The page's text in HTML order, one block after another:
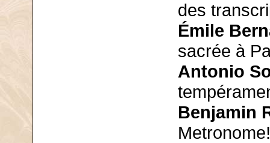
des
Émile
sacrée à
Antonio
Benjamin